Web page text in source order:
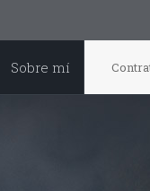
Sobre mí